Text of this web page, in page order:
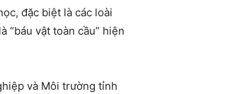
đặc biệt là các loài
“báu vật toàn cầu” hiện
và Môi trường tỉnh